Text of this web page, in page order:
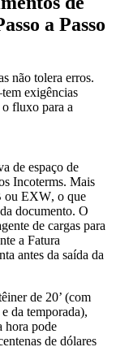
a Passo
não tolera erros.
exigências
fluxo para a
de espaço de
Incoterms. Mais
ou EXW, o que
documento. O
de cargas para
a Fatura
antes da saída da
de 20’ (com
da temporada),
hora pode
de dólares